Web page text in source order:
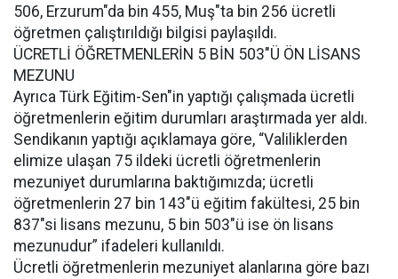
506, Erzurum"da bin 455, Muş"ta bin 256 ücretli
öğretmen çalıştırıldığı bilgisi paylaşıldı.
ÜCRETLİ ÖĞRETMENLERİN 5 BİN 503"Ü ÖN LİSANS
MEZUNU
Ayrıca Türk Eğitim-Sen"in yaptığı çalışmada ücretli
öğretmenlerin eğitim durumları araştırmada yer aldı.
Sendikanın yaptığı açıklamaya göre, “Valiliklerden
elimize ulaşan 75 ildeki ücretli öğretmenlerin
mezuniyet durumlarına baktığımızda; ücretli
öğretmenlerin 27 bin 143"ü eğitim fakültesi, 25 bin
837"si lisans mezunu, 5 bin 503"ü ise ön lisans
mezunudur” ifadeleri kullanıldı.
Ücretli öğretmenlerin mezuniyet alanlarına göre bazı